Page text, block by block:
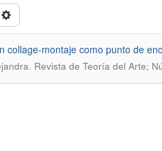
collage-montaje como punto de
. Revista de Teoría del Arte;